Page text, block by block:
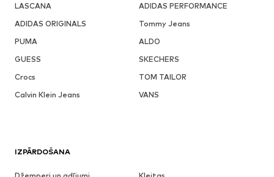
LASCANA
ADIDAS PERFORMANCE
ADIDAS ORIGINALS
Tommy Jeans
PUMA
ALDO
GUESS
SKECHERS
Crocs
TOM TAILOR
Calvin Klein Jeans
VANS
IZPĀRDOŠANA